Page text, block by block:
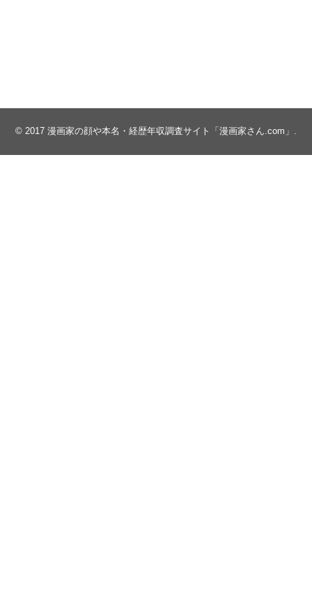
© 2017 漫画家の顔や本名・経歴年収調査サイト「漫画家さん.com」 .